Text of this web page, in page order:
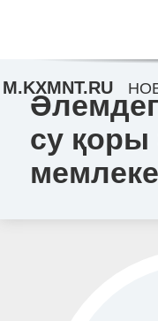
су қоры
M.KXMNT.RU